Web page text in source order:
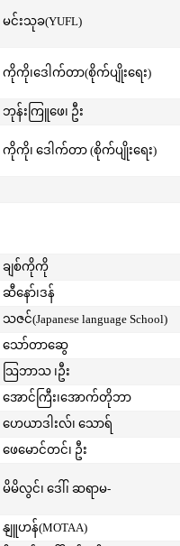
မင်းသုခ(YUFL)
ကိုကို၊ဒေါက်တာ(စိုက်ပျိုးရေး)
ဘုန်းကြူဖေ၊ ဦး
ကိုကို၊ ဒေါက်တာ (စိုက်ပျိုးရေး)
ချစ်ကိုကို
ဆီနော်၊ဒန်
သဇင်(Japanese language School)
သော်တာဆွေ
သြဘာသ ၊ဦး
အောင်ကြီး၊အောက်တိုဘာ
ဟေယာဒါးလ်၊ သောရ်
ဖေမောင်တင်၊ ဦး
မိမိလွင်၊ ဒေါ်၊ ဆရာမ-
နျူဟန်(MOTAA)